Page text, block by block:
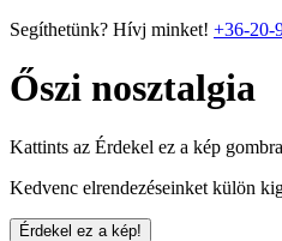
Segíthetünk? Hívj minket! +36-20-
Őszi nosztalgia
Kattints az Érdekel ez a kép
Kedvenc elrendezéseinket külön
Érdekel ez a kép!